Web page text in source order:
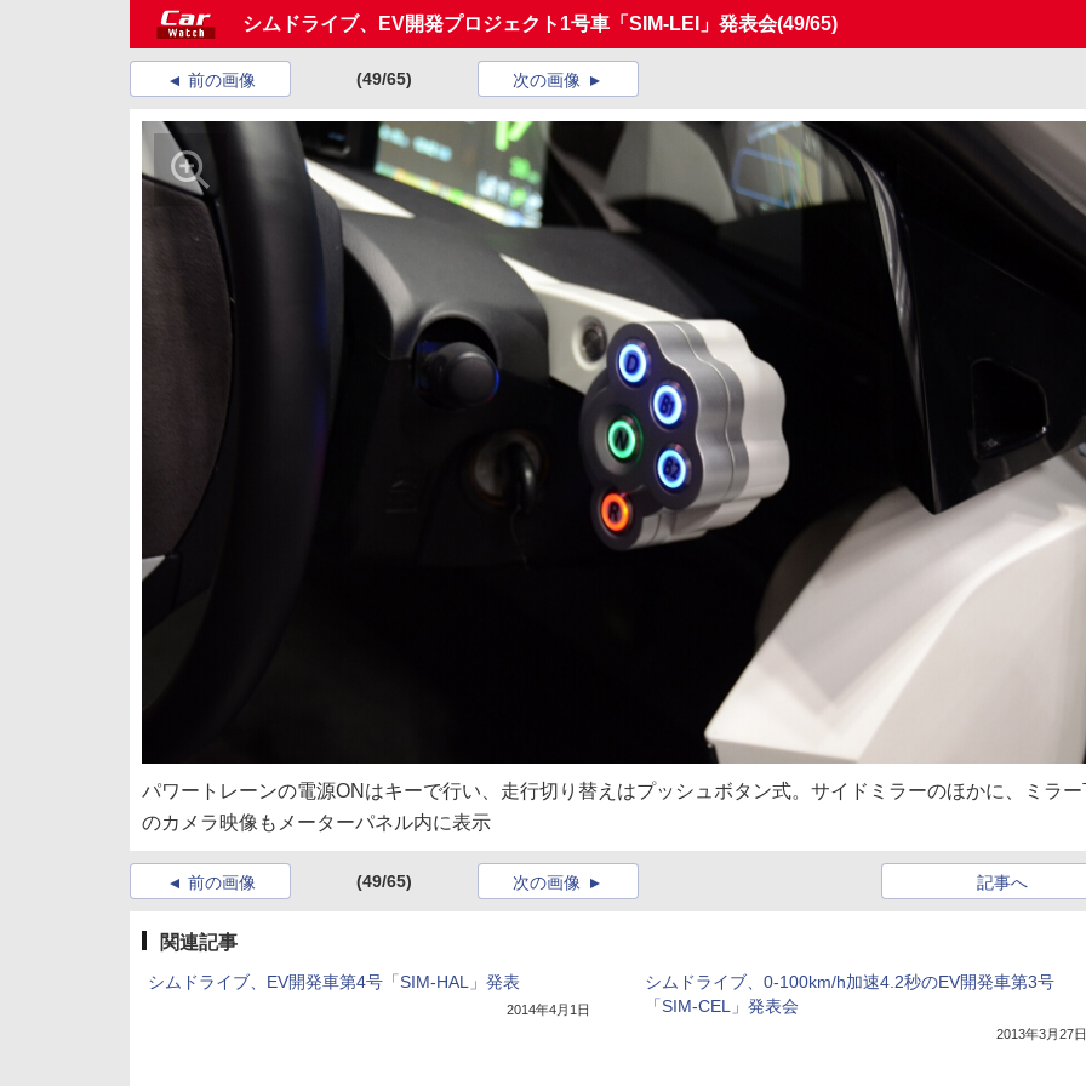
シムドライブ、EV開発プロジェクト1号車「SIM-LEI」発表会(49/65)
前の画像 (49/65) 次の画像
パワートレーンの電源ONはキーで行い、走行切り替えはプッシュボタン式。サイドミラーのほかに、ミラー
のカメラ映像もメーターパネル内に表示
前の画像 (49/65) 記事へ
次の画像
関連記事
シムドライブ、EV開発車第4号「SIM-HAL」発表
2014年4月1日
シムドライブ、0-100km/h加速4.2秒のEV開発車第3号
「SIM-CEL」発表会
2013年3月27日